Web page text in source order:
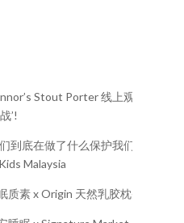
Stout Porter 线上观看
’!
到底在做了什么保护我们的
Malaysia
质素 x Origin 天然乳胶枕头